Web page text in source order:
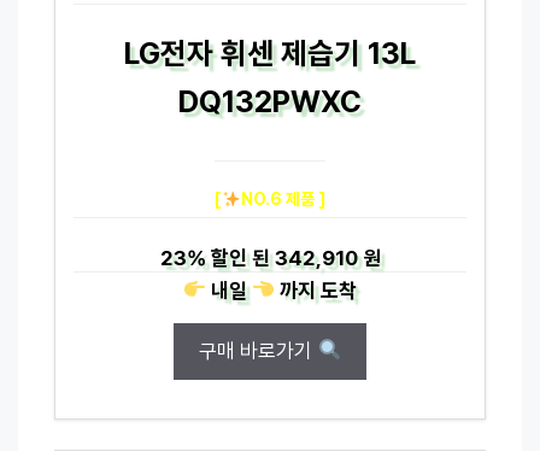
LG전자 휘센 제습기 13L
DQ132PWXC
[ NO.6 제품 ]
23%할인 된342,910 원
내일
까지도착
구매 바로가기